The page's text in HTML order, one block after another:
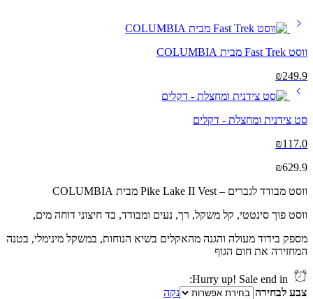
ווסט Fast Trek מבית COLUMBIA
₪249.9
סט צידנית ומחצלת - דקלים
₪117.0
₪629.9
ווסט מבודד לגברים – Pike Lake II Vest מבית COLUMBIA
ווסט פוך סינטטי, קל משקל, רך, נעים ומבודד, בד חיצוני דוחה מים,
מספק בידוד מעולה והגנה מהאקלים בשיא הנוחות, במשקל מינימלי, בטנה
המחזירה את חום הגוף
צבע לבחירה
נקה